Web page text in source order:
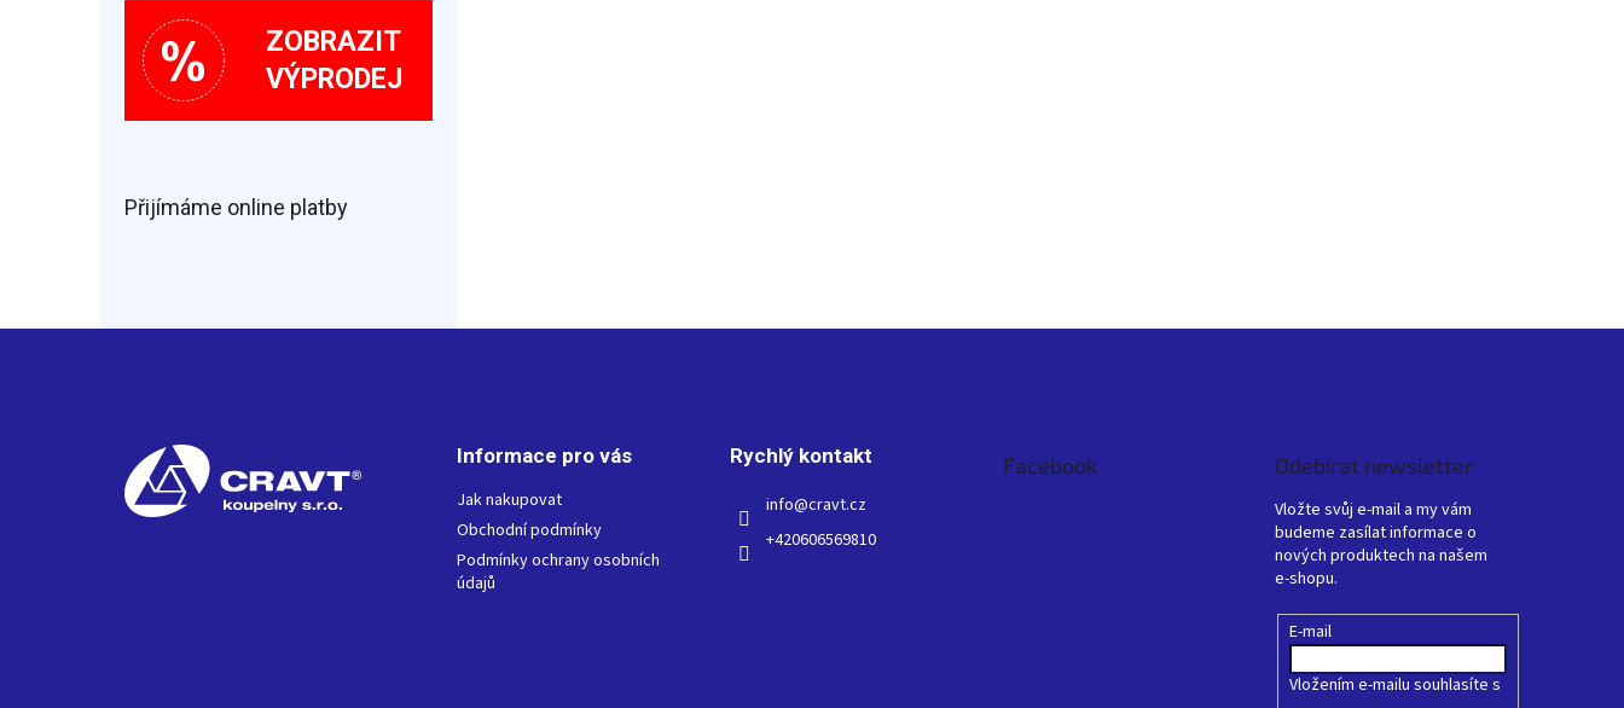
ZOBRAZIT
VÝPRODEJ
Přijímáme online platby
Informace pro vás
Jak nakupovat
Obchodní podmínky
Podmínky ochrany osobních
údajů
Rychlý kontakt
info@cravt.cz
+420606569810
Facebook Odebírat newsletter
Vložte svůj e-mail a my vám
budeme zasílat informace o
nových produktech na našem
e-shopu.
E-mail
Vložením e-mailu souhlasíte s